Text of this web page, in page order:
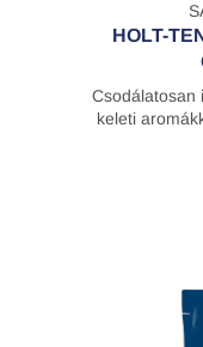
HOLT-
Csodálatosan
keleti